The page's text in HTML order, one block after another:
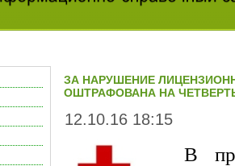
ЗА НАРУШЕНИЕ
ОШТРАФОВАНА НА
12.10.16 18:15
В